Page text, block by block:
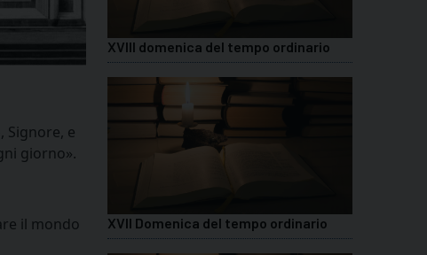
Signore, e
giorno».
il mondo
XVIII domenica del tempo ordinario
XVII Domenica del tempo ordinario